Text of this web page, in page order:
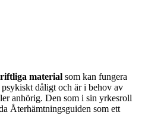
material som kan fungera
dåligt och är i behov av
anhörig. Den som i sin yrkesroll
Återhämtningsguiden som ett